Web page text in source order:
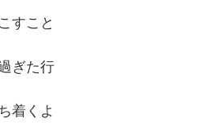
すこと
ぎた行
着くよ